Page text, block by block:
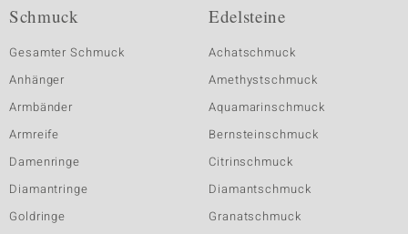
Schmuck
Gesamter Schmuck
Anhänger
Armbänder
Armreife
Damenringe
Diamantringe
Goldringe
Edelsteine
Achatschmuck
Amethystschmuck
Aquamarinschmuck
Bernsteinschmuck
Citrinschmuck
Diamantschmuck
Granatschmuck